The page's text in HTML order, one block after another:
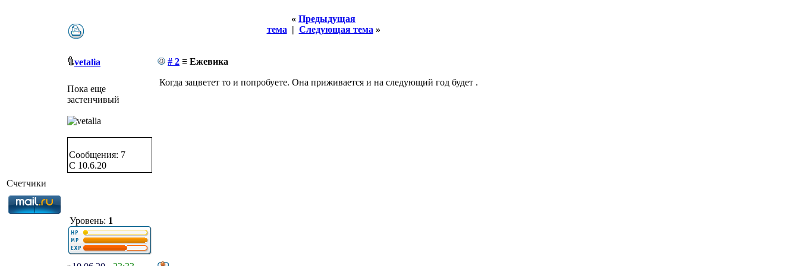
Счетчики
« Предыдущая
тема | Следующая тема »
vetalia # 2 ≡ Ежевика
Пока еще
застенчивый
Сообщения: 7
C 10.6.20
Уровень: 1
Когда зацветет то и попробуете. Она приживается и на следующий год будет .